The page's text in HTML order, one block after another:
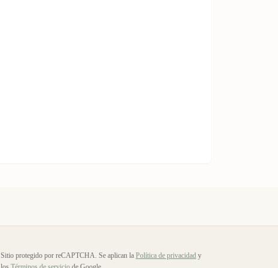
Sitio protegido por reCAPTCHA. Se aplican la Política de privacidad y